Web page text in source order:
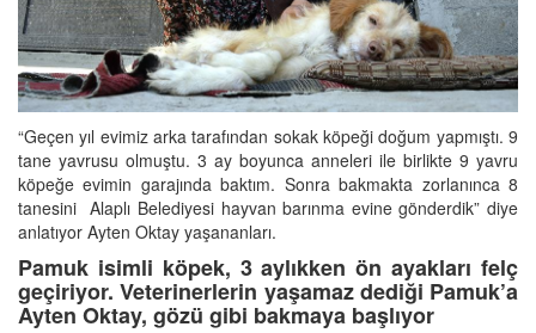
“Geçen yıl evimiz arka tarafından sokak köpeği doğum yapmıştı. 9
tane yavrusu olmuştu. 3 ay boyunca anneleri ile birlikte 9 yavru
köpeğe evimin garajında baktım. Sonra bakmakta zorlanınca 8
tanesini Alaplı Belediyesi hayvan barınma evine gönderdik” diye
anlatıyor Ayten Oktay yaşananları.
Pamuk isimli köpek, 3 aylıkken ön ayakları felç
geçiriyor. Veterinerlerin yaşamaz dediği Pamuk’a
Ayten Oktay, gözü gibi bakmaya başlıyor